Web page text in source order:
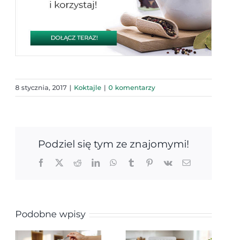
8 stycznia, 2017 | Koktajle | 0 komentarzy
Podziel się tym ze znajomymi!
Facebook
X RedditLinkedInWhatsApp
TumblrPinterest
Vk Email
Podobne wpisy